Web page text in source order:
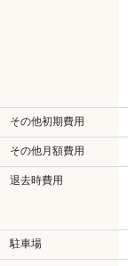
その他初期費用
その他月額費用
退去時費用
駐車場